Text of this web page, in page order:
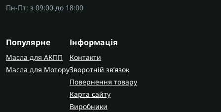
Пн-Пт: з 09:00 до 18:00
Популярне
Масла для АКПП
Масла для Мотору
Інформація
Контакти
Зворотній зв’язок
Повернення товару
Карта сайту
Виробники